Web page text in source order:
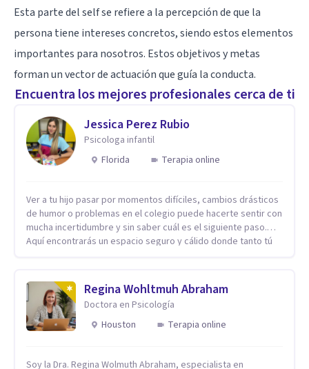
Esta parte del self se refiere a la percepción de que la
persona tiene intereses concretos, siendo estos elementos
importantes para nosotros. Estos objetivos y metas
forman un vector de actuación que guía la conducta.
Encuentra los mejores profesionales cerca de ti
Jessica Perez Rubio
Psicologa infantil
Florida
Terapia online
Ver a tu hijo pasar por momentos difíciles, cambios drásticos
de humor o problemas en el colegio puede hacerte sentir con
mucha incertidumbre y sin saber cuál es el siguiente paso.
Aquí encontrarás un espacio seguro y cálido donde tanto tú
casa. Me especializo en guiar a familias a través de
herramientas prácticas y dinámicas adaptadas a la edad de
cada menor, dejando de lado las etiquetas y los tecnicismos.
Mi forma de trabajar se centra en entender las emociones
fortaleciendo la comunicación entre ustedes. Acompaño a
Regina Wohltmuh Abraham
Doctora en Psicología
Houston
Terapia online
Soy la Dra. Regina Wolmuth Abraham, especialista en